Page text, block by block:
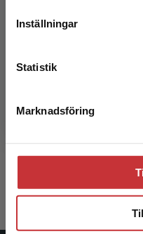
Inställningar
Statistik
MarknadsföringOmvårdnad
inkl.